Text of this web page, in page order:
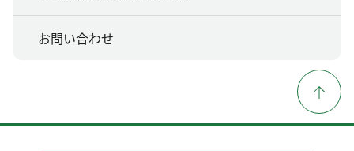
お問い合わせ